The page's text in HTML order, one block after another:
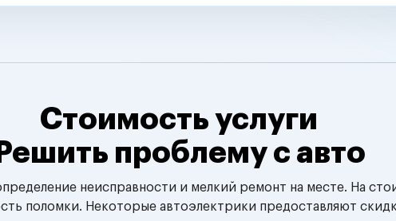
Стоимость услуги
Решить проблему с авто
неисправности и мелкий ремонт на месте. На
поломки. Некоторые автоэлектрики предоставляют